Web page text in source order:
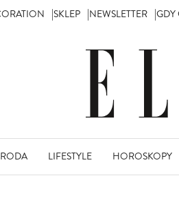
SKLEP NEWSLETTER GDY
LIFESTYLE HOROSKOPY